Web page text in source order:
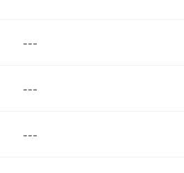
---
---
---